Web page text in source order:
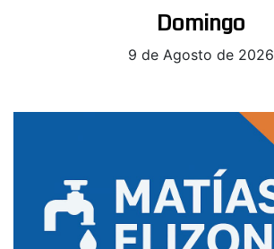
Domingo
9 de Agosto de 2026